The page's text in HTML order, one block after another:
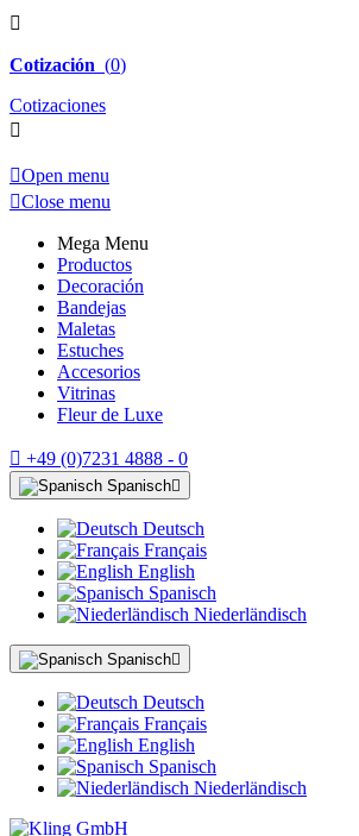

Cotización (0)
Cotizaciones

Open menu
Close menu
Mega Menu
Productos
Decoración
Bandejas
Maletas
Estuches
Accesorios
Vitrinas
Fleur de Luxe
 +49 (0)7231 4888 - 0
Spanisch
Deutsch
Français
English
Spanisch
Niederländisch
Spanisch
Deutsch
Français
English
Spanisch
Niederländisch